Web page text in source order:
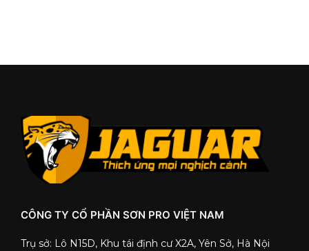
CÔNG TY CỔ PHẦN SƠN PRO VIỆT NAM
Trụ sở: Lô N15D, Khu tái định cư X2A, Yên Sở, Hà Nội